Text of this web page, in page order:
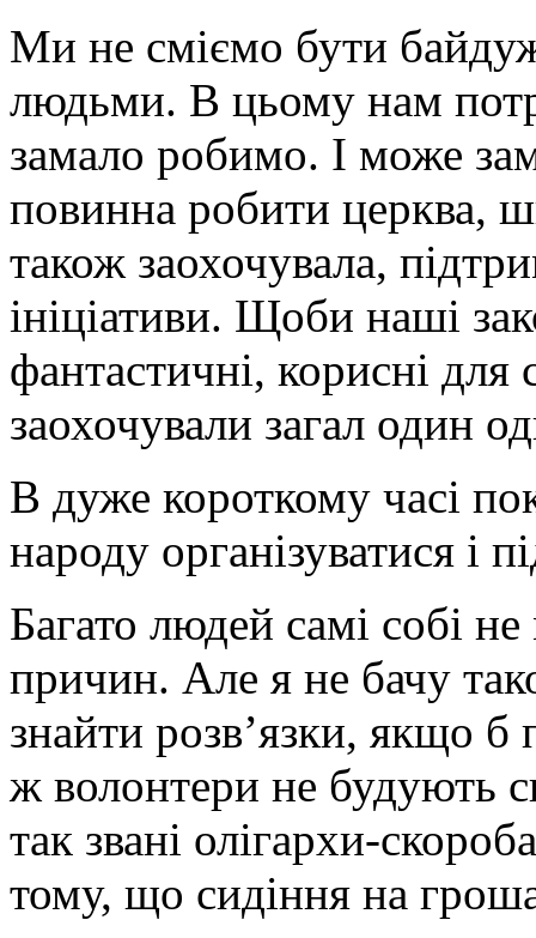
Ми не сміємо бути
людьми. В цьому нам
замало робимо. І може
повинна робити церква,
також заохочувала,
ініціативи. Щоби наші
фантастичні, корисні
заохочували загал один
В дуже короткому часі
народу організуватися і
Багато людей самі собі
причин. Але я не бачу
знайти розв’язки, якщо
ж волонтери не будують
так звані олігархи-
тому, що сидіння на